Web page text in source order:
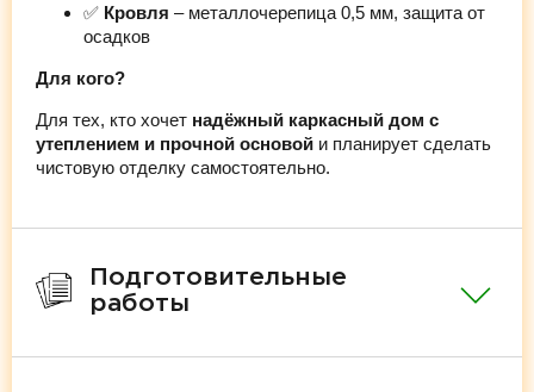
✅ Кровля – металлочерепица 0,5 мм, защита от
осадков
Для кого?
Для тех, кто хочет надёжный каркасный дом с
утеплением и прочной основой и планирует сделать
чистовую отделку самостоятельно.
Подготовительные
работы